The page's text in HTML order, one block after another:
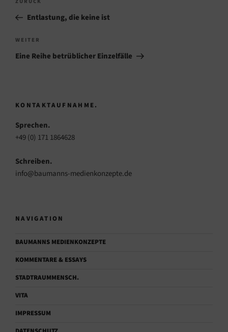
Vorheriger
BeitragEntlastung, die keine ist
Nächster
Beitrag
WEITER
Eine Reihe betrüblicher Einzelfälle
KONTAKTAUFNAHME.
Sprechen.
+49 (0) 171 1864628
Schreiben.
info@baumanns-medienkonzepte.de
NAVIGATION
BAUMANNS MEDIENKONZEPTE
KOMMENTARE & ESSAYS
STADTRAUMMENSCH.
VITA
IMPRESSUM